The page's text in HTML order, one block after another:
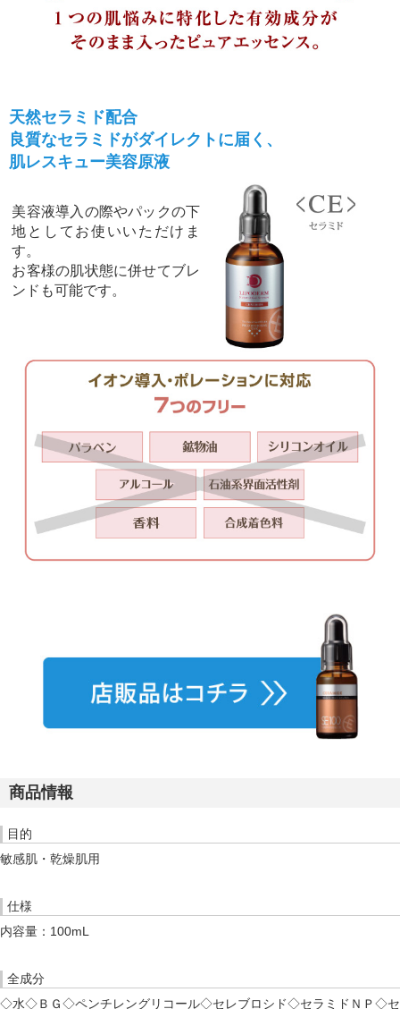
天然セラミド配合
良質なセラミドがダイレクトに届く、
肌レスキュー美容原液
美容液導入の際やパックの下
地としてお使いいただけま
す。
お客様の肌状態に併せてブレ
ンドも可能です。
商品情報
目的
敏感肌・乾燥肌用
仕様
内容量：100mL
全成分
◇水◇ＢＧ◇ペンチレングリコール◇セレブロシド◇セラミドＮＰ◇セ